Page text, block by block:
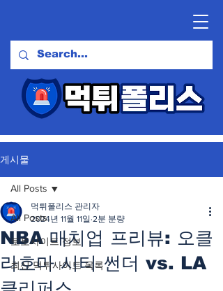
게시물
All Posts
토토사이트 정보
최신 먹튀사이트 목록
All Posts
NBA 매치업 프리뷰: 오클
라호마 시티 썬더 vs. LA
먹튀폴리스 관리자
2024년 11월 11일 2분 분량